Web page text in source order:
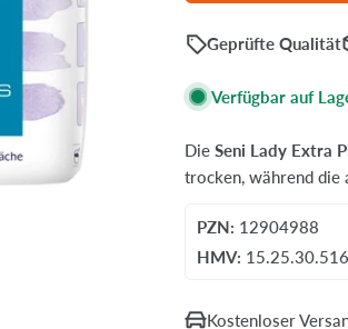
Geprüfte Qualität
Verfügbar auf
Die Seni Lady Extra
trocken, während die
PZN: 12904988
HMV:
Kostenloser